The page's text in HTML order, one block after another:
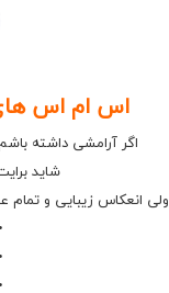
اس ام اس های
اگر آرامشی داشته
شاید
ولی انعکاس زیبایی و